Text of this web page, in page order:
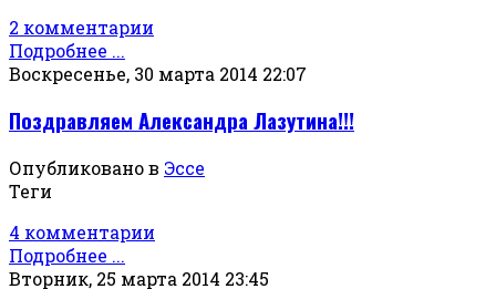
2 комментарии
Подробнее ...
Воскресенье, 30 марта 2014 22:07
Поздравляем Александра Лазутина!!!
Опубликовано в Эссе
Теги
4 комментарии
Подробнее ...
Вторник, 25 марта 2014 23:45